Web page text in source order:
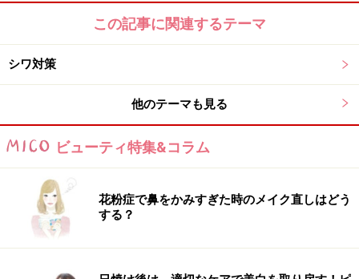
に軽く力を入れながら左右のこめかみまで動かします。
鎖骨と指を滑らせていきます。
以上を1ステップとして3回行います。そして最後に、
この記事に関連するテーマ
シワ対策
他のテーマも見る
ビューティ特集&コラム
花粉症で鼻をかみすぎた時のメイク直しはどう
する？